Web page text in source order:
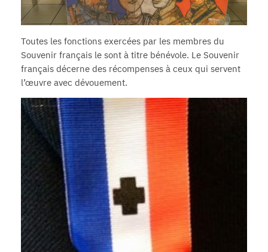
Toutes les fonctions exercées par les membres du
Souvenir français le sont à titre bénévole. Le Souvenir
français décerne des récompenses à ceux qui servent
l’œuvre avec dévouement.